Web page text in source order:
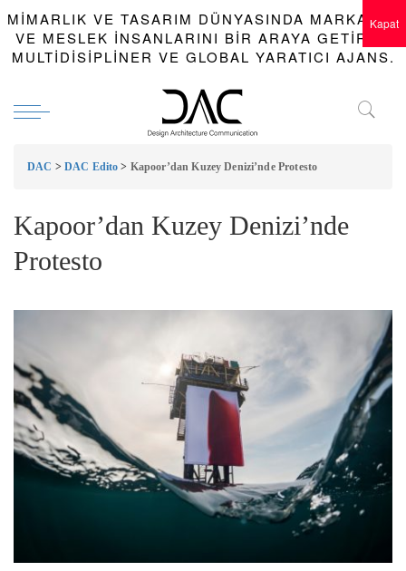
MIMARLIK VE TASARIM DÜNYASINDA MARKALAR
VE MESLEK INSANLARINI BIR ARAYA GETIREN
MULTIDISIPLINER VE GLOBAL YARATICI AJANS.
DAC > DAC Edito > Kapoor’dan Kuzey Denizi’nde Protesto
Kapoor’dan Kuzey Denizi’nde
Protesto
Kapat